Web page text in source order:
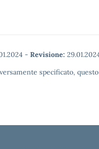
- Revisione:
specificato,